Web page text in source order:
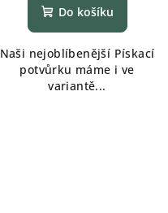
Do košíku
Naši nejoblíbenější Pískací
potvůrku máme i ve
variantě...